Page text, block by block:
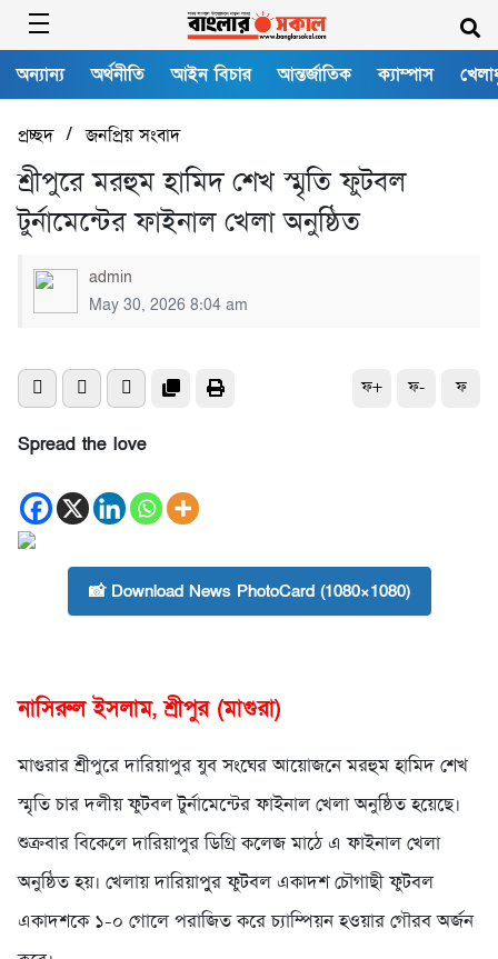
অন্যান্য অর্থনীতি আইন বিচার আন্তর্জাতিক ক্যাম্পাস
প্রচ্ছদ/জনপ্রিয় সংবাদ
শ্রীপুরে মরহুম হামিদ শেখ স্মৃতি ফুটবল
টুর্নামেন্টের ফাইনাল খেলা অনুষ্ঠিত
admin
May 30, 2026 8:04 am
ফ+ ফ- ফ
Spread the love
📸 Download News PhotoCard (1080×1080)
নাসিরুল ইসলাম, শ্রীপুর (মাগুরা)
মাগুরার শ্রীপুরে দারিয়াপুর যুব সংঘের আয়োজনে মরহুম হামিদ শেখ
স্মৃতি চার দলীয় ফুটবল টুর্নামেন্টের ফাইনাল খেলা অনুষ্ঠিত হয়েছে।
শুক্রবার বিকেলে দারিয়াপুর ডিগ্রি কলেজ মাঠে এ ফাইনাল খেলা
অনুষ্ঠিত হয়। খেলায় দারিয়াপুুর ফুটবল একাদশ চৌগাছী ফুটবল
একাদশকে ১-০ গোলে পরাজিত করে চ্যাম্পিয়ন হওয়ার গৌরব অর্জন